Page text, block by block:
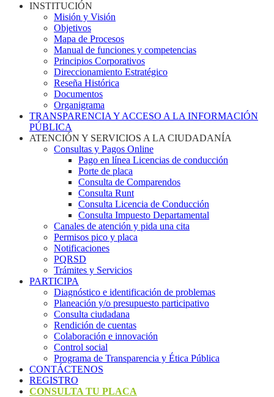
INSTITUCIÓN
Misión y Visión
Objetivos
Mapa de Procesos
Manual de funciones y competencias
Principios Corporativos
Direccionamiento Estratégico
Reseña Histórica
Documentos
Organigrama
TRANSPARENCIA Y ACCESO A LA INFORMACIÓN
PÚBLICA
ATENCIÓN Y SERVICIOS A LA CIUDADANÍA
Consultas y Pagos Online
Pago en línea Licencias de conducción
Porte de placa
Consulta de Comparendos
Consulta Runt
Consulta Licencia de Conducción
Consulta Impuesto Departamental
Canales de atención y pida una cita
Permisos pico y placa
Notificaciones
PQRSD
Trámites y Servicios
PARTICIPA
Diagnóstico e identificación de problemas
Planeación y/o presupuesto participativo​
Consulta ciudadana
Rendición de cuentas
Colaboración e innovación
Control social
Programa de Transparencia y Ética Pública
CONTÁCTENOS
REGISTRO
CONSULTA TU PLACA